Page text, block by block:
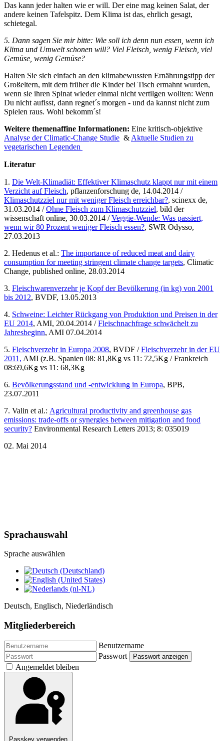
Das kann jeder halten wie er will. Der eine mag keinen Salat, der
andere keinen Tafelspitz. Dem Klima ist das, ehrlich gesagt,
schietegal.
5. Dann sagen Sie mir bitte: Wie soll ich denn nun essen, wenn ich
Klima und Umwelt schonen will? Viel Fleisch, wenig Fleisch, viel
Gemüse, wenig Gemüse?
Halten Sie sich einfach an den klimabewussten Ernährungstipp der
Großeltern, mit dem früher die Kinder bei Tisch ermahnt wurden,
wenn sie ihren Spinat wieder einmal nicht vertilgen wollten: Wenn
Du nicht aufisst, dann regnet´s morgen - und da kannst nicht zum
Spielen raus. Wohl bekomm´s!
Weitere themenaffine Informationen: Eine kritisch-objektive
Analyse der Climatic-Change Studie & Aktuelle Studien zu
vegetarischen Legenden
Literatur
1. Die Welt-Klimadiät: Effektiver Klimaschutz klappt nur mit einem
Verzicht auf Fleisch, pflanzenforschung de, 14.04.2014 /
Klimaschutzziel nur mit weniger Fleisch erreichbar?, scinexx de,
31.03.2014 /Ohne Fleisch zum Klimaschutzziel, bild der
wissenschaft online, 30.03.2014 /Veggie-Wende: Was passiert,
wenn wir 80 Prozent weniger Fleisch essen?, SWR Odysso,
27.03.2013
2. Hedenus et al.: The importance of reduced meat and dairy
consumption for meeting stringent climate change targets, Climatic
Change, published online, 28.03.2014
3. Fleischwarenverzehr je Kopf der Bevölkerung (in kg) von 2001
bis 2012, BVDF, 13.05.2013
4. Schweine: Leichter Rückgang von Produktion und Preisen in der
EU 2014, AMI, 20.04.2014 /Fleischnachfrage schwächelt zu
Jahresbeginn, AMI 07.04.2014
5. Fleischverzehr in Europa 2008, BVDF /Fleischverzehr in der EU
2011, AMI (z.B. Spanien 08: 81,8Kg vs 11: 72,5Kg / Frankreich
08:69,6Kg vs 11: 68,3Kg
6. Bevölkerungsstand und -entwicklung in Europa, BPB,
23.07.2011
7. Valin et al.: Agricultural productivity and greenhouse gas
emissions: trade-offs or synergies between mitigation and food
security? Environmental Research Letters 2013; 8: 035019
02. Mai 2014
Sprachauswahl
Sprache auswählen
Deutsch, Englisch, Niederländisch
Mitgliederbereich
Benutzername
Passwort
Passwort anzeigen
Angemeldet bleiben
Passkey verwenden